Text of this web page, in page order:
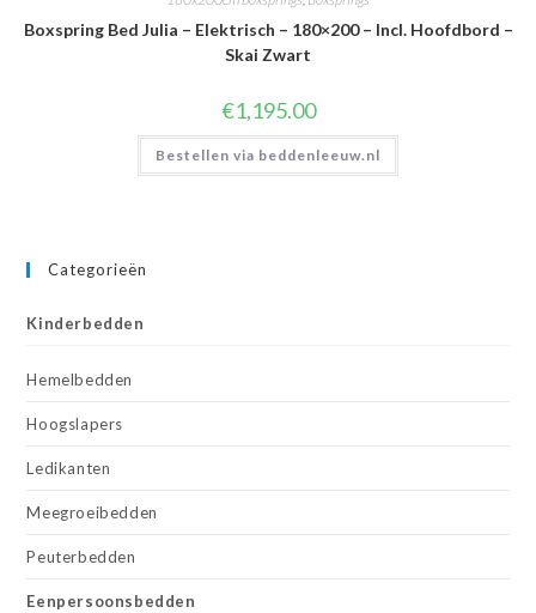
Boxspring Bed Julia – Elektrisch – 180×200 – Incl. Hoofdbord –
Skai Zwart
€1,195.00
Bestellen via beddenleeuw.nl
Categorieën
Kinderbedden
Hemelbedden
Hoogslapers
Ledikanten
Meegroeibedden
Peuterbedden
Eenpersoonsbedden